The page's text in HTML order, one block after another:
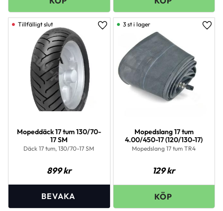
Mopeddäck 17 tum 130/70-
17 SM
Däck 17 tum, 130/70-17 SM
899kr
Lägg till i favoriter
Mopedslang 17 tum
4.00/450-17 (120/130-17)
Mopedslang 17 tum TR4
129kr
3 st i lager